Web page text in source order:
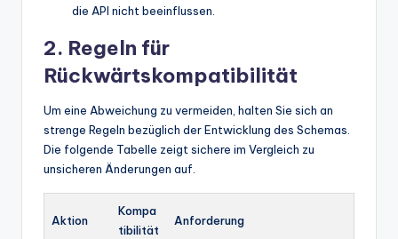
die API nicht beeinflussen.
2. Regeln für
Rückwärtskompatibilität
Um eine Abweichung zu vermeiden, halten Sie sich an
strenge Regeln bezüglich der Entwicklung des Schemas.
Die folgende Tabelle zeigt sichere im Vergleich zu
unsicheren Änderungen auf.
Aktion
Kompa
tibilität
Anforderung